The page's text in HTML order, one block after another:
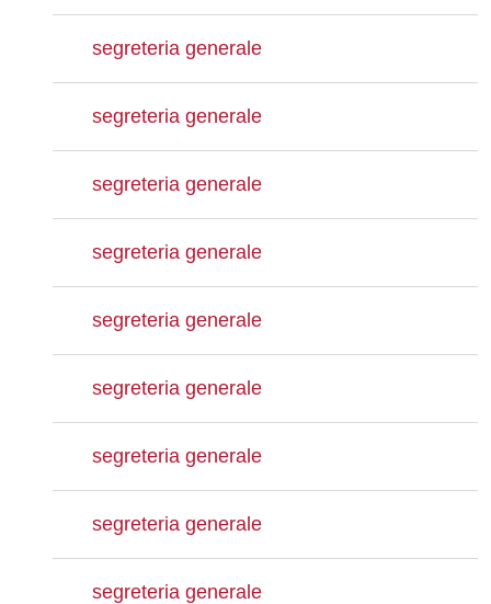
segreteria generale
segreteria generale
segreteria generale
segreteria generale
segreteria generale
segreteria generale
segreteria generale
segreteria generale
segreteria generale